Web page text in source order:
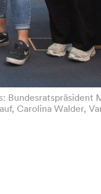
Carolina Walder,